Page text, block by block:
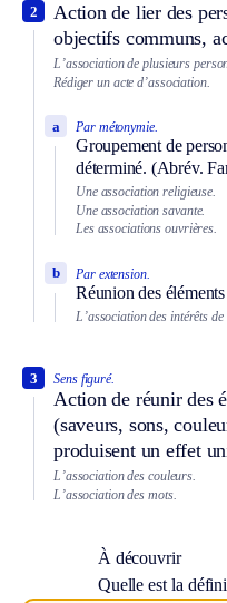
Action de lier des
objectifs communs,
2
L’association de plusieurs
Rédiger un acte d’association.
Par métonymie.
Groupement de
déterminé. (Abrév.
a
Une association religieuse.
Une association savante.
Les associations ouvrières.
Par extension.
Réunion des
b
L’association des intérêts de
Sens figuré.
Action de réunir des
(saveurs, sons,
produisent un effet
3
L’association des couleurs.
L’association des mots.
À découvrir
Quelle est la